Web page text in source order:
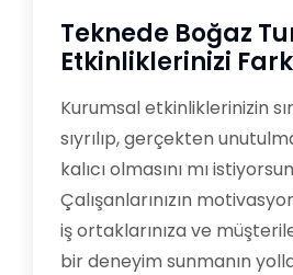
Teknede Boğaz
Etkinliklerinizi
Kurumsal etkinliklerinizin
sıyrılıp, gerçekten
kalıcı olmasını mı
Çalışanlarınızın
iş ortaklarınıza ve
bir deneyim sunmanın